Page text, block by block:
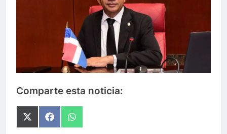
Comparte esta noticia:
Compartir
en
Compartir
en
Compartir
en